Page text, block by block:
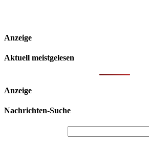
Anzeige
Aktuell meistgelesen
Anzeige
Nachrichten-Suche